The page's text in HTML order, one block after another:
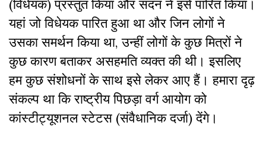
(विधेयक) प्रस्तुत किया और सदन ने इसे पारित किया।
यहां जो विधेयक पारित हुआ था और जिन लोगों ने
उसका समर्थन किया था, उन्हीं लोगों के कुछ मित्रों ने
कुछ कारण बताकर असहमति व्यक्त की थी। इसलिए
हम कुछ संशोधनों के साथ इसे लेकर आए हैं। हमारा दृढ़
संकल्प था ‍कि राष्ट्रीय पिछड़ा वर्ग आयोग को
कांस्टीट्यूशनल स्टेटस (संवैधानिक दर्जा) देंगे।